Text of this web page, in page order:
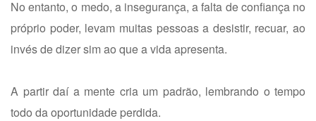
No entanto, o medo, a insegurança, a falta de confiança no
próprio poder, levam muitas pessoas a desistir, recuar, ao
invés de dizer sim ao que a vida apresenta.
A partir daí a mente cria um padrão, lembrando o tempo
todo da oportunidade perdida.